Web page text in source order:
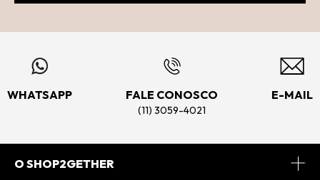
WHATSAPP FALE CONOSCO
(11) 3059-4021
E-MAIL
O SHOP2GETHER